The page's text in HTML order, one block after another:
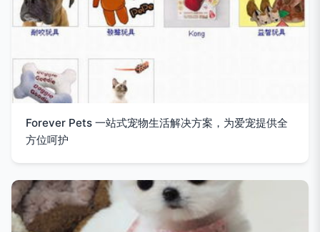
Forever Pets 一站式宠物生活解决方案，为爱宠提供全
方位呵护